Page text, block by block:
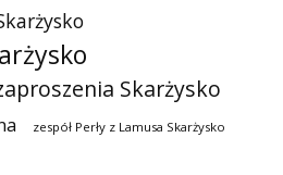
Skarżysko
zespół Perły z Lamusa Skarżysko